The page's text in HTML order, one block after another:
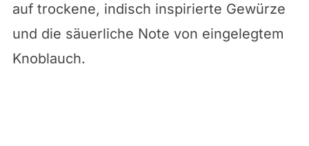
auf trockene, indisch inspirierte Gewürze
und die säuerliche Note von eingelegtem
Knoblauch.